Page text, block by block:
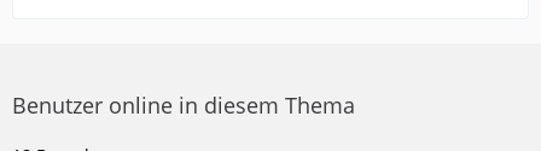
Benutzer online in diesem Thema